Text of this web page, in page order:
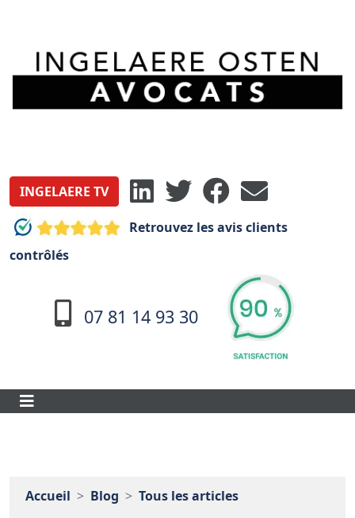
INGELAERE TV
Retrouvez les avis clients
contrôlés
07 81 14 93 30
Accueil Blog Tous les articles